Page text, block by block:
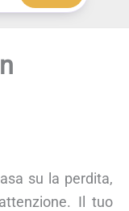
su la perdita,
Il tuo